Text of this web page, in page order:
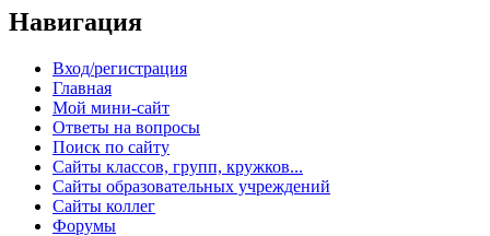
Навигация
Вход/регистрация
Главная
Мой мини-сайт
Ответы на вопросы
Поиск по сайту
Сайты классов, групп, кружков...
Сайты образовательных учреждений
Сайты коллег
Форумы